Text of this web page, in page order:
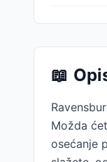
📖
Možda
osećanje